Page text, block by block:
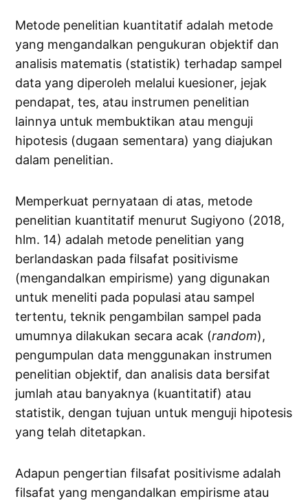
Metode penelitian kuantitatif adalah metode
yang mengandalkan pengukuran objektif dan
analisis matematis (statistik) terhadap sampel
data yang diperoleh melalui kuesioner, jejak
pendapat, tes, atau instrumen penelitian
lainnya untuk membuktikan atau menguji
hipotesis (dugaan sementara) yang diajukan
dalam penelitian.
Memperkuat pernyataan di atas, metode
penelitian kuantitatif menurut Sugiyono (2018,
hlm. 14) adalah metode penelitian yang
berlandaskan pada filsafat positivisme
(mengandalkan empirisme) yang digunakan
untuk meneliti pada populasi atau sampel
tertentu, teknik pengambilan sampel pada
umumnya dilakukan secara acak (random),
pengumpulan data menggunakan instrumen
penelitian objektif, dan analisis data bersifat
jumlah atau banyaknya (kuantitatif) atau
statistik, dengan tujuan untuk menguji hipotesis
yang telah ditetapkan.
Adapun pengertian filsafat positivisme adalah
filsafat yang mengandalkan empirisme atau